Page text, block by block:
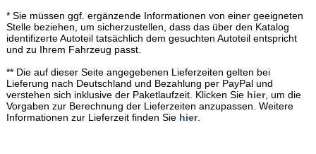
* Sie müssen ggf. ergänzende Informationen von einer geeigneten
Stelle beziehen, um sicherzustellen, dass das über den Katalog
identifizerte Autoteil tatsächlich dem gesuchten Autoteil entspricht
und zu Ihrem Fahrzeug passt.
** Die auf dieser Seite angegebenen Lieferzeiten gelten bei
Lieferung nach Deutschland und Bezahlung per PayPal und
verstehen sich inklusive der Paketlaufzeit. Klicken Sie hier, um die
Vorgaben zur Berechnung der Lieferzeiten anzupassen. Weitere
Informationen zur Lieferzeit finden Sie hier.